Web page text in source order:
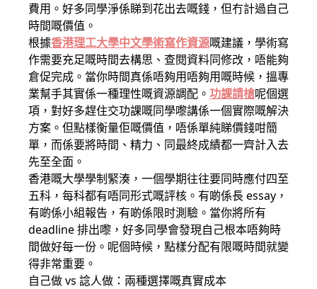
費用。好多同學淨係睇到花出去嘅錢，但冇計過自己
時間嘅價值。
根據香港理工大學中文學術寫作資源嘅建議，學術寫
作需要充足嘅時間去構思、查閱資料同修改，唔能夠
倉促完成。當你時間真係唔夠用唔夠用嘅時候，搵專
業幫手其實係一種理性嘅資源調配。 功課請槍呢個選
項，對好多趕住交功課嘅同學嚟講係一個實際嘅解決
方案。但點樣衡量佢嘅價值，唔係單純睇價錢咁簡
單，而係要將時間、精力、同最終成績都一齊計入去
先至全面。
香港嘅大學學制緊湊，一個學期往往要同時應付四至
五科，每科都有唔同形式嘅評核。有啲係長 essay，
有啲係小組報告，有啲係限时測驗。當你將所有
deadline 排出嚟，好多同學會發現自己根本唔夠時
間做好每一份。呢個時候，點樣分配有限嘅時間就變
得非常重要。
自己做 vs 諗人做：兩種選擇嘅真實成本